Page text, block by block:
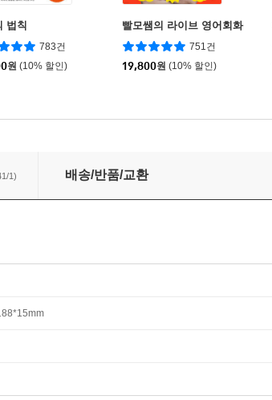
법칙
783건
원 (10% 할인)
빨모쌤의 라이브 영어회화
751건
19,800원 (10% 할인)
1) 배송/반품/교환